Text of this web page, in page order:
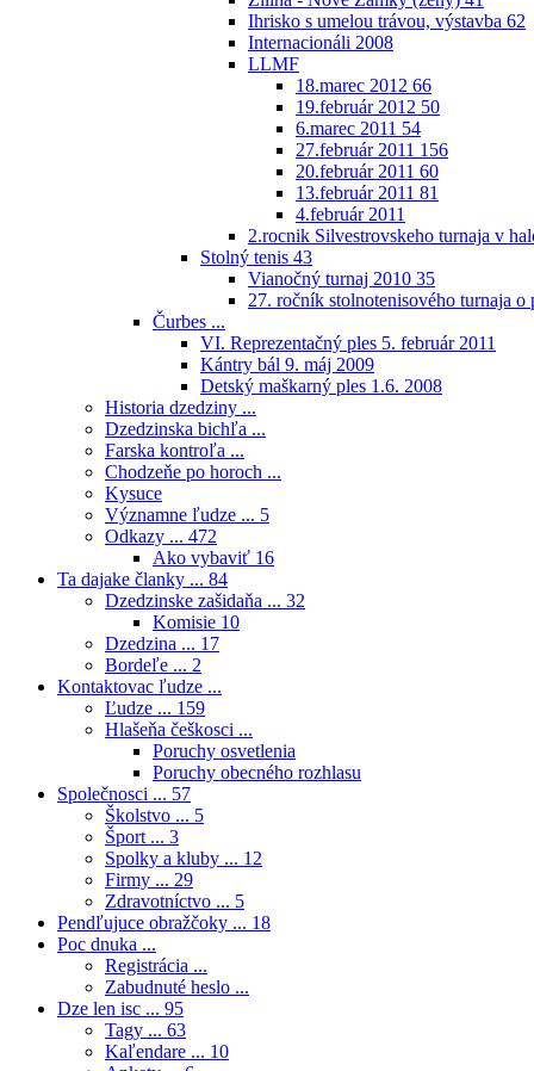
Ihrisko s umelou trávou, výstavba 62
Internacionáli 2008
LLMF
18.marec 2012 66
19.február 2012 50
6.marec 2011 54
27.február 2011 156
20.február 2011 60
13.február 2011 81
4.február 2011
2.rocnik Silvestrovskeho turnaja v
Stolný tenis 43
Vianočný turnaj 2010 35
27. ročník stolnotenisového turnaja
Čurbes ...
VI. Reprezentačný ples 5. február 2011
Kántry bál 9. máj 2009
Detský maškarný ples 1.6. 2008
Historia dzedziny ...
Dzedzinska bichľa ...
Farska kontroľa ...
Chodzeňe po horoch ...
Kysuce
Významne ľudze ... 5
Odkazy ... 472
Ako vybaviť 16
Ta dajake članky ... 84
Dzedzinske zašidaňa ... 32
Komisie 10
Dzedzina ... 17
Bordeľe ... 2
Kontaktovac ľudze ...
Ľudze ... 159
Hlašeňa češkosci ...
Poruchy osvetlenia
Poruchy obecného rozhlasu
Společnosci ... 57
Školstvo ... 5
Šport ... 3
Spolky a kluby ... 12
Firmy ... 29
Zdravotníctvo ... 5
Pendľujuce obražčoky ... 18
Poc dnuka ...
Registrácia ...
Zabudnuté heslo ...
Dze len isc ... 95
Tagy ... 63
Kaľendare ... 10